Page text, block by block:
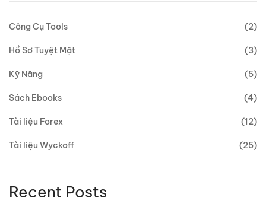
Công Cụ Tools (2)
Hồ Sơ Tuyệt Mật (3)
Kỹ Năng (5)
Sách Ebooks (4)
Tài liệu Forex (12)
Tài liệu Wyckoff (25)
Recent Posts